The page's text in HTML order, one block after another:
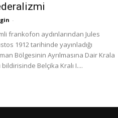
-
frankofon aydınlarından Jules
1912 tarihinde yayınladığı
Bölgesinin Ayrılmasına Dair Krala
bildirisinde Belçika Kralı I....